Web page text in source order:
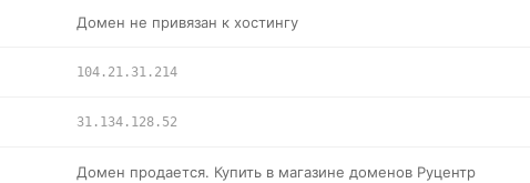
Домен не привязан к хостингу
104.21.31.214
31.134.128.52
Домен продается. Купить в магазине доменов Руцентр